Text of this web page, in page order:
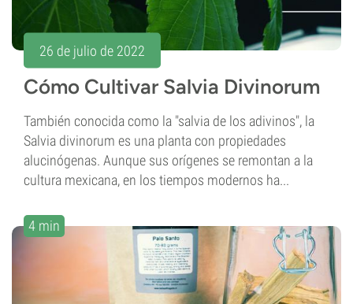
26 de julio de 2022
Cómo Cultivar Salvia Divinorum
También conocida como la "salvia de los adivinos", la
Salvia divinorum es una planta con propiedades
alucinógenas. Aunque sus orígenes se remontan a la
cultura mexicana, en los tiempos modernos ha...
4 min